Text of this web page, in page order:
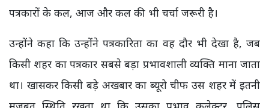
पत्रकारों के कल, आज और कल की भी चर्चा जरूरी है।
उन्होंने कहा कि उन्होंने पत्रकारिता का वह दौर भी देखा है, जब
किसी शहर का पत्रकार सबसे बड़ा प्रभावशाली व्यक्ति माना जाता
था। खासकर किसी बड़े अखबार का ब्यूरो चीफ उस शहर में इतनी